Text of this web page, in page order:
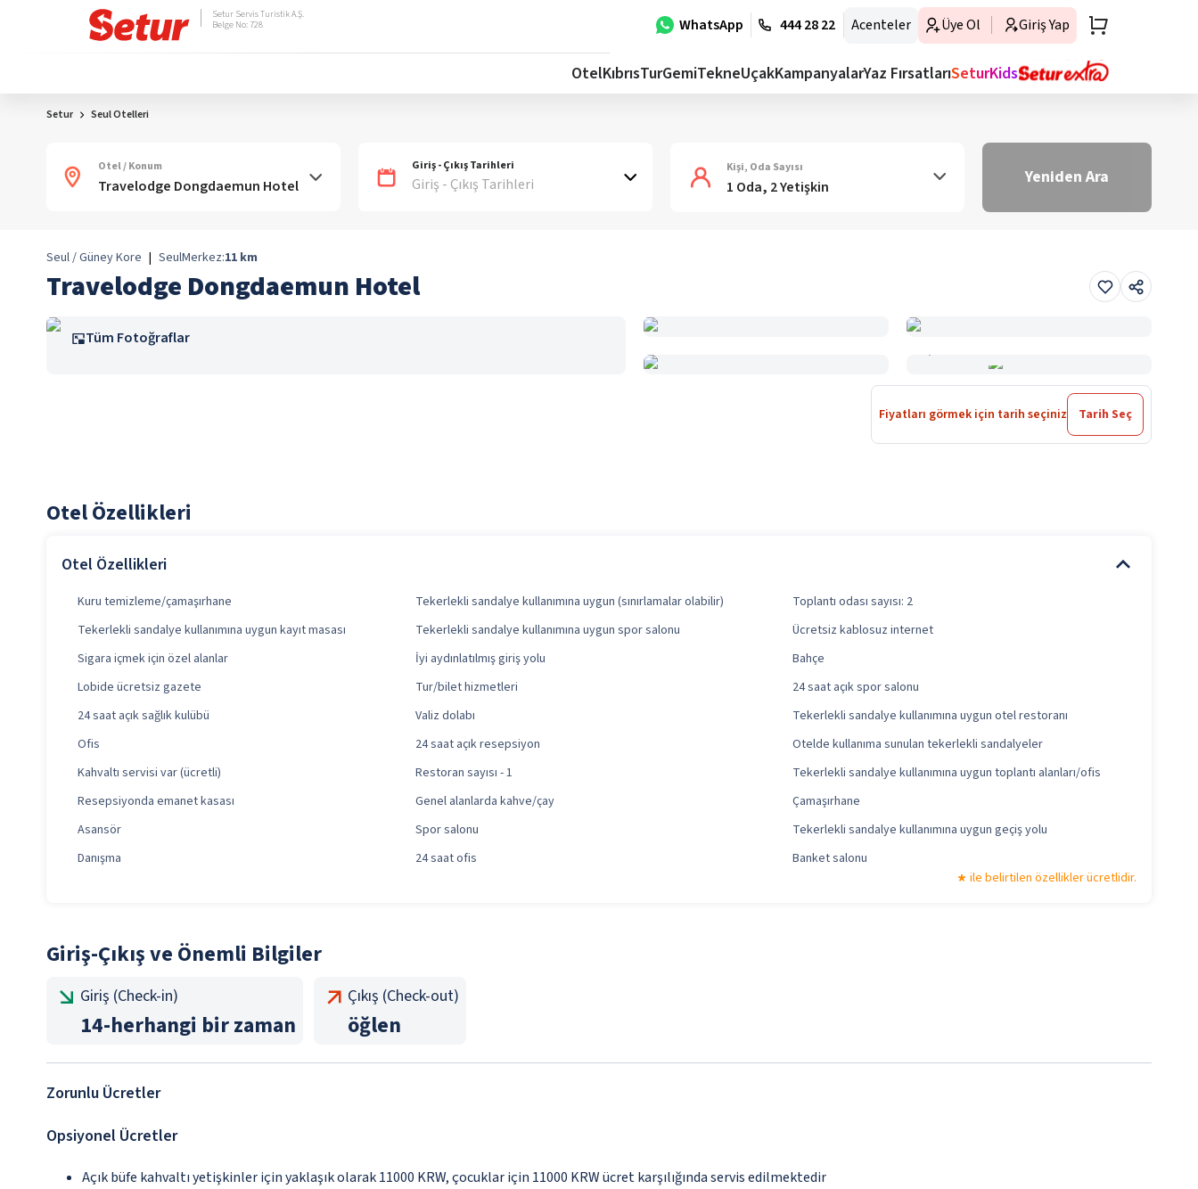
WhatsApp 444 28 22 Acenteler Üye Ol Giriş Yap
Setur Servis Turistik A.Ş.
Belge No: 728
OtelKıbrısTurGemiTekneUçakKampanyalarYaz FırsatlarıSeturKids
Setur Seul Otelleri
Otel / Konum Giriş - Çıkış Tarihleri
Giriş - Çıkış Tarihleri
Kişi, Oda Sayısı
1 Oda, 2 Yetişkin Yeniden Ara
Seul / Güney Kore | SeulMerkez:11 km
Travelodge Dongdaemun Hotel
Tüm Fotoğraflar
Fiyatları görmek için tarih seçiniz Tarih Seç
Otel Özellikleri
Otel Özellikleri
Kuru temizleme/çamaşırhane Tekerlekli sandalye kullanımına uygun (sınırlamalar olabilir)
Toplantı odası sayısı: 2
Tekerlekli sandalye kullanımına uygun kayıt masası
Tekerlekli sandalye kullanımına uygun spor salonu
Ücretsiz kablosuz internet
Sigara içmek için özel alanlar
İyi aydınlatılmış giriş yolu
Bahçe
Lobide ücretsiz gazete
Tur/bilet hizmetleri
24 saat açık spor salonu
24 saat açık sağlık kulübü
Valiz dolabı
Tekerlekli sandalye kullanımına uygun otel restoranı
Ofis
24 saat açık resepsiyon
Otelde kullanıma sunulan tekerlekli sandalyeler
Kahvaltı servisi var (ücretli)
Restoran sayısı - 1
Tekerlekli sandalye kullanımına uygun toplantı alanları/ofis
Resepsiyonda emanet kasası
Genel alanlarda kahve/çay
Çamaşırhane
Asansör
Spor salonu
Tekerlekli sandalye kullanımına uygun geçiş yolu
Danışma
24 saat ofis
Banket salonu
ile belirtilen özellikler ücretlidir.
Giriş-Çıkış ve Önemli Bilgiler
Giriş (Check-in)
14-herhangi bir zaman
Çıkış (Check-out)
öğlen
Zorunlu Ücretler
Opsiyonel Ücretler
Açık büfe kahvaltı yetişkinler için yaklaşık olarak 11000 KRW, çocuklar için 11000 KRW ücret karşılığında servis edilmektedir